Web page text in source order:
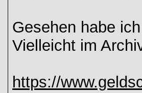
Gesehen habe
Vielleicht im
https://